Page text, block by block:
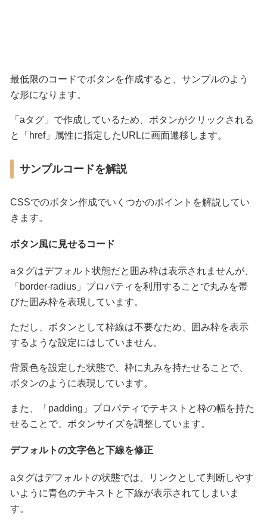
最低限のコードでボタンを作成すると、サンプルのよう
な形になります。
「aタグ」で作成しているため、ボタンがクリックされる
と「href」属性に指定したURLに画面遷移します。
サンプルコードを解説
CSSでのボタン作成でいくつかのポイントを解説してい
きます。
ボタン風に見せるコード
aタグはデフォルト状態だと囲み枠は表示されませんが、
「border-radius」プロパティを利用することで丸みを帯
びた囲み枠を表現しています。
ただし、ボタンとして枠線は不要なため、囲み枠を表示
するような設定にはしていません。
背景色を設定した状態で、枠に丸みを持たせることで、
ボタンのように表現しています。
また、「padding」プロパティでテキストと枠の幅を持た
せることで、ボタンサイズを調整しています。
デフォルトの文字色と下線を修正
aタグはデフォルトの状態では、リンクとして判断しやす
いように青色のテキストと下線が表示されてしまいま
す。